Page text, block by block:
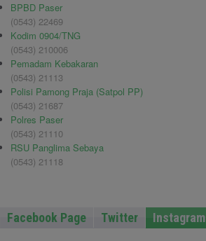
BPBD Paser
(0543) 22469
Kodim 0904/TNG
(0543) 210006
Pemadam Kebakaran
(0543) 21113
Polisi Pamong Praja (Satpol PP)
(0543) 21687
Polres Paser
(0543) 21110
RSU Panglima Sebaya
(0543) 21118
Facebook Page Twitter Instagram